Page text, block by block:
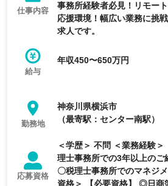
仕事内容
事務所経験者必見！リモー
応援環境！幅広い業務に挑
求人です。
給与
年収450〜650万円
勤務地
神奈川県横浜市
（最寄駅：センター南駅）
応募資格
＜学歴＞ 不問 ＜業務経験＞ 【必須業務経験】 ◎税
理士事務所での3年以上のご経験 【歓迎業務
〇税理士事務所でのマネジメ
資格＞ 【必要資格】 ◎日商